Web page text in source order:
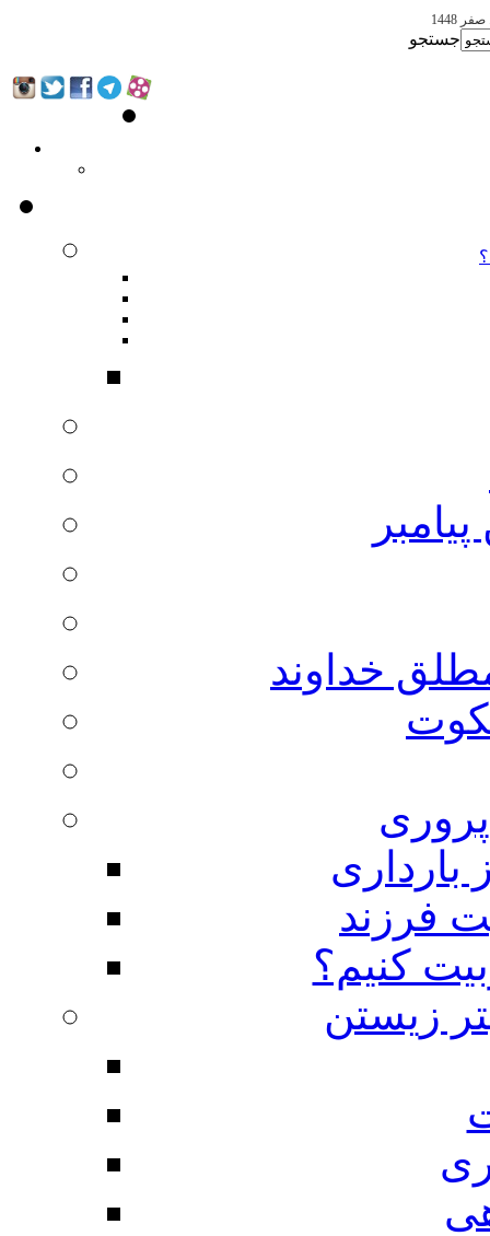
جستجو
خداوند
بارداری
فرزند
کنیم؟
زیستن